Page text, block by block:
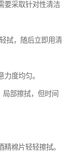
要采取针对性清洁
拭，随后立即用清
度均匀。
部擦拭，但时间
棉片轻轻擦拭。